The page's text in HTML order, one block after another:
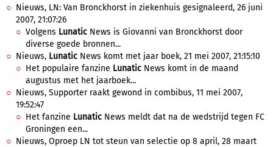
Nieuws, LN: Van Bronckhorst in ziekenhuis gesignaleerd, 26 juni
2007, 21:07:26
Volgens Lunatic News is Giovanni van Bronckhorst door
diverse goede bronnen...
Nieuws, Lunatic News komt met jaar boek, 21 mei 2007, 21:15:10
Het populaire fanzine Lunatic News komt in de maand
augustus met het jaarboek...
Nieuws, Supporter raakt gewond in combibus, 11 mei 2007,
19:52:47
Het fanzine Lunatic News meldt dat na de wedstrijd tegen FC
Groningen een...
Nieuws, Oproep LN tot steun van selectie op 8 april, 28 maart